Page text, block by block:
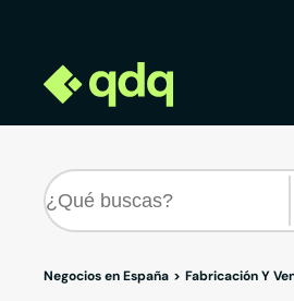
Negocios en España Fabricación Y